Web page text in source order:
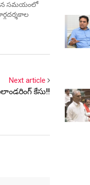
సమయంలో
గోస్వామికి
610 జీవో,
Next article
కేసు!!